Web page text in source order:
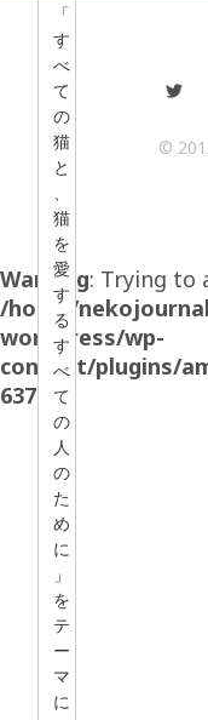
「
す
べ
て
の
猫
と
、
猫
を
愛
す
る
す
べ
て
の
人
の
た
め
に
」
を
テ
ー
マ
に
©
Warning: Trying to
/home/
wordpress/wp-
content/plugins/
637